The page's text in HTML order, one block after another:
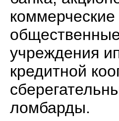
коммерческие
учреждения
кредитной
ломбарды.